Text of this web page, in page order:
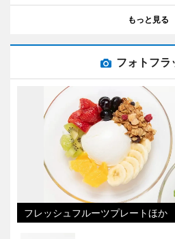
もっと見る
フォトフラ
フレッシュフルーツプレートほか